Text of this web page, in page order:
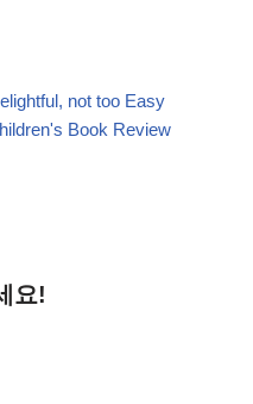
not too Easy
Book Review
요!